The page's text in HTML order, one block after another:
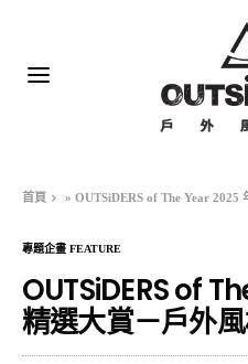
首頁 »OUTSiDERS of The Year 2025
專題企畫 FEATURE
OUTSiDERS of
精選大賞－戶外